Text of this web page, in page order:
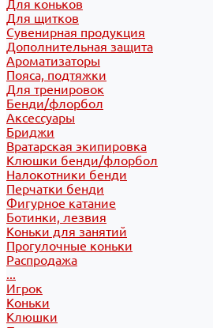
Для коньков
Для щитков
Сувенирная продукция
Дополнительная защита
Ароматизаторы
Пояса, подтяжки
Для тренировок
Бенди/флорбол
Аксессуары
Бриджи
Вратарская экипировка
Клюшки бенди/флорбол
Налокотники бенди
Перчатки бенди
Фигурное катание
Ботинки, лезвия
Коньки для занятий
Прогулочные коньки
Распродажа
...
Игрок
Коньки
Клюшки